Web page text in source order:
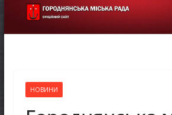
реалізації права осіб з
Захищай небо Чернігівщини!
НОВИНИ